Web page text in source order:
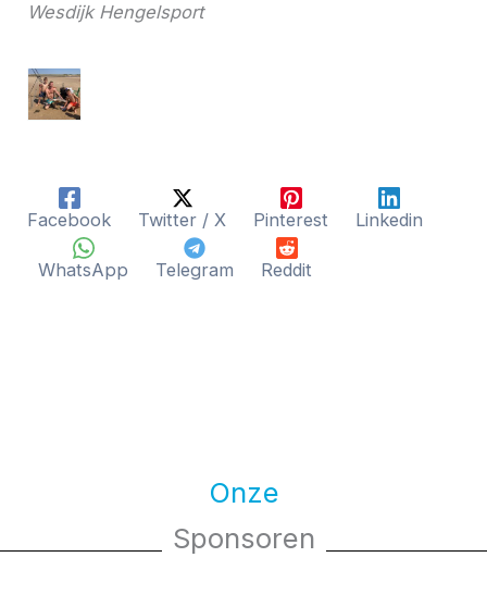
Wesdijk Hengelsport
Facebook Twitter / X Pinterest Linkedin
WhatsApp Telegram Reddit
Onze
Sponsoren